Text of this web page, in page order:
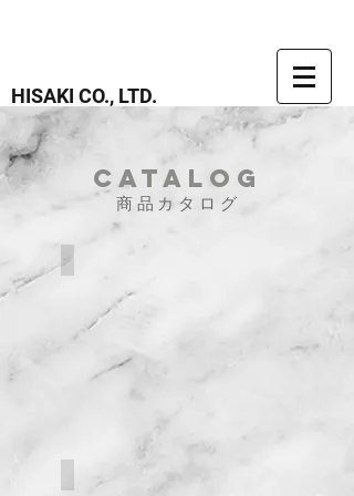
HISAKI CO., LTD.
catalog
商品カタログ